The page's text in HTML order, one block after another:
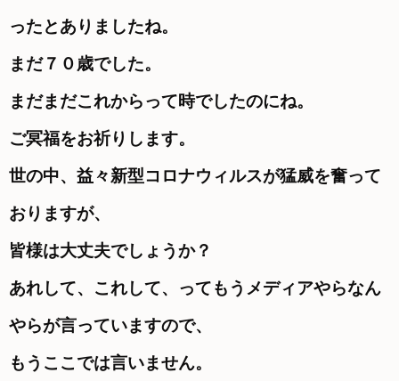
ったとありましたね。
まだ７０歳でした。
まだまだこれからって時でしたのにね。
ご冥福をお祈りします。
世の中、益々新型コロナウィルスが猛威を奮って
おりますが、
皆様は大丈夫でしょうか？
あれして、これして、ってもうメディアやらなん
やらが言っていますので、
もうここでは言いません。